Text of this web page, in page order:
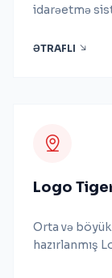
idarəetmə
ƏTRAFLI
Logo
Orta və
hazırlanmış